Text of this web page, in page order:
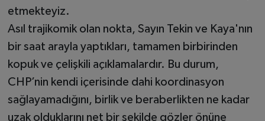
etmekteyiz.
Asıl trajikomik olan nokta, Sayın Tekin ve Kaya'nın
bir saat arayla yaptıkları, tamamen birbirinden
kopuk ve çelişkili açıklamalardır. Bu durum,
CHP’nin kendi içerisinde dahi koordinasyon
sağlayamadığını, birlik ve beraberlikten ne kadar
uzak olduklarını net bir şekilde gözler önüne